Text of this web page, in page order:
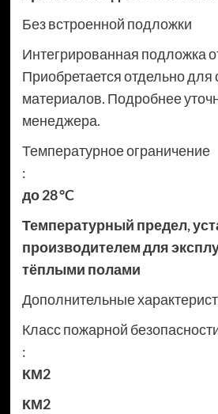
Без встроенной подложки
Интегрированная подложка
Приобретается отдельно
материалов. Подробнее
менеджера.
Температурное ограничение
:
до 28 °C
Температурный предел,
производителем для
тёплыми полами
Дополнительные
Класс пожарной
:
КМ2
КМ2